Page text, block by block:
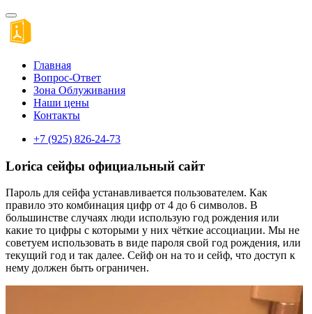
Главная
Вопрос-Ответ
Зона Облуживания
Наши цены
Контакты
+7 (925) 826-24-73
Lorica сейфы официальный сайт
Пароль для сейфа устанавливается пользователем. Как
правило это комбинация цифр от 4 до 6 символов. В
большинстве случаях люди использую год рождения или
какие то цифры с которыми у них чёткие ассоциации. Мы не
советуем использовать в виде пароля свой год рождения, или
текущий год и так далее. Сейф он на то и сейф, что доступ к
нему должен быть ограничен.